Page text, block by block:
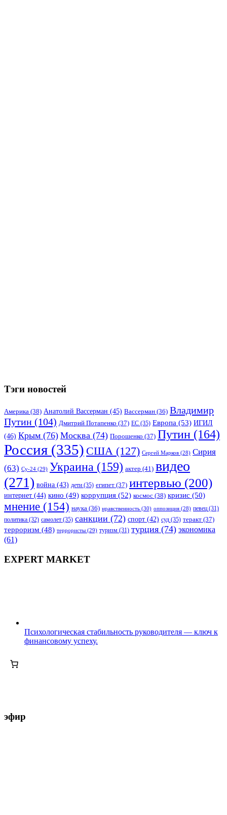
Тэги новостей
Америка (38) Анатолий Вассерман (45) Вассерман (36) Владимир
Путин (104) Дмитрий Потапенко (37) ЕС (35) Европа (53) ИГИЛ
(46) Крым (76) Москва (74) Порошенко (37) Путин (164)
Россия (335) США (127) Сергей Марков (28) Сирия
(63) Су-24 (29) Украина (159) актер (41) видео
(271) война (43) дети (35) египет (37) интервью (200)
интернет (44) кино (49) коррупция (52) космос (38) кризис (50)
мнение (154) наука (36) нравственность (30) оппозиция (28) певец (31)
политика (32) самолет (35) санкции (72) спорт (42) суд (35) теракт (37)
терроризм (48) террористы (29) туризм (31) турция (74) экономика
(61)
EXPERT MARKET
Психологическая стабильность руководителя — ключ к
финансовому успеху.
эфир